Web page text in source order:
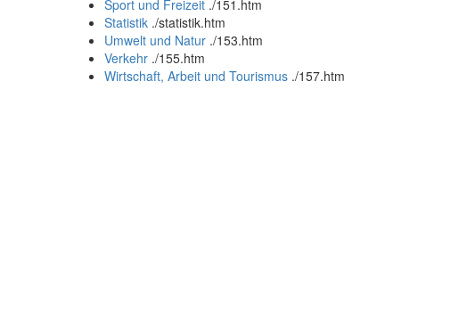
Sport und Freizeit ./151.htm
Statistik ./statistik.htm
Umwelt und Natur ./153.htm
Verkehr ./155.htm
Wirtschaft, Arbeit und Tourismus ./157.htm